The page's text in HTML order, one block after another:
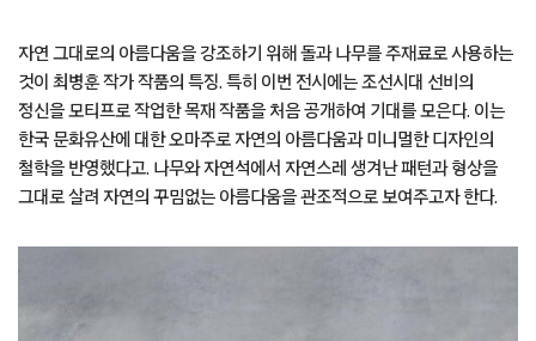
자연 그대로의 아름다움을 강조하기 위해 돌과 나무를 주재료로 사용하는
것이 최병훈 작가 작품의 특징. 특히 이번 전시에는 조선시대 선비의
정신을 모티프로 작업한 목재 작품을 처음 공개하여 기대를 모은다. 이는
한국 문화유산에 대한 오마주로 자연의 아름다움과 미니멀한 디자인의
철학을 반영했다고. 나무와 자연석에서 자연스레 생겨난 패턴과 형상을
그대로 살려 자연의 꾸밈없는 아름다움을 관조적으로 보여주고자 한다.